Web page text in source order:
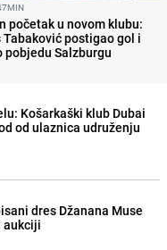
početak u novom klubu:
Tabaković postigao gol i
pobjedu Salzburgu
Košarkaški klub Dubai
od ulaznica udruženju
dres Džanana Muse
aukciji